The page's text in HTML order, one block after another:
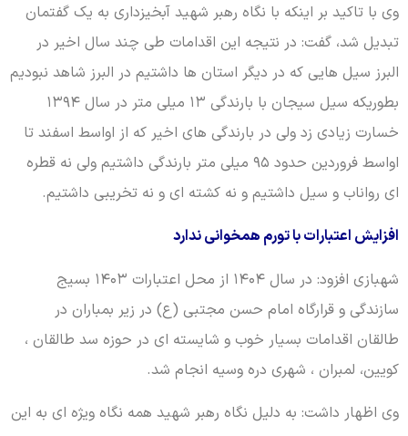
وی با تاکید بر اینکه با نگاه رهبر شهید آبخیزداری به یک گفتمان
تبدیل شد، گفت: در نتیجه این اقدامات طی چند سال اخیر در
البرز سیل هایی که در دیگر استان ها داشتیم در البرز شاهد نبودیم
بطوریکه سیل سیجان با بارندگی ۱۳ میلی متر در سال ۱۳۹۴
خسارت زیادی زد ولی در بارندگی های اخیر که از اواسط اسفند تا
اواسط فروردین حدود ۹۵ میلی متر بارندگی داشتیم ولی نه قطره
ای رواناب و سیل داشتیم و نه کشته ای و نه تخریبی داشتیم.
افزایش اعتبارات با تورم همخوانی ندارد
شهبازی افزود: در سال ۱۴۰۴ از محل اعتبارات ۱۴۰۳ بسیج
سازندگی و قرارگاه امام حسن مجتبی (ع) در زیر بمباران در
طالقان اقدامات بسیار خوب و شایسته ای در حوزه سد طالقان ،
کویین، لمبران ، شهری دره وسیه انجام شد.
وی اظهار داشت: به دلیل نگاه رهبر شهید همه نگاه ویژه ای به این